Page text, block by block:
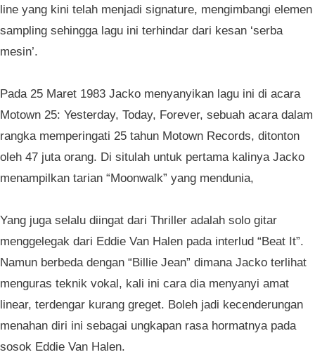
line yang kini telah menjadi signature, mengimbangi elemen
sampling sehingga lagu ini terhindar dari kesan ‘serba
mesin’.
Pada 25 Maret 1983 Jacko menyanyikan lagu ini di acara
Motown 25: Yesterday, Today, Forever, sebuah acara dalam
rangka memperingati 25 tahun Motown Records, ditonton
oleh 47 juta orang. Di situlah untuk pertama kalinya Jacko
menampilkan tarian “Moonwalk” yang mendunia,
Yang juga selalu diingat dari Thriller adalah solo gitar
menggelegak dari Eddie Van Halen pada interlud “Beat It”.
Namun berbeda dengan “Billie Jean” dimana Jacko terlihat
menguras teknik vokal, kali ini cara dia menyanyi amat
linear, terdengar kurang greget. Boleh jadi kecenderungan
menahan diri ini sebagai ungkapan rasa hormatnya pada
sosok Eddie Van Halen.